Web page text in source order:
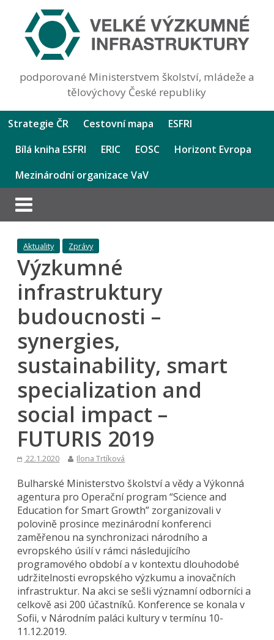
podporované Ministerstvem školství, mládeže a
tělovýchovy České republiky
Strategie ČR Cestovní mapa
ESFRI
Bílá kniha ESFRI
ERIC EOSC
Horizont Evropa
Mezinárodní organizace VaV
Aktuality Zprávy
Výzkumné
infrastruktury
budoucnosti –
synergies,
sustainability, smart
specialization and
social impact –
FUTURIS 2019
22.1.2020 Ilona Trtíková
Bulharské Ministerstvo školství a vědy a Výkonná
agentura pro Operační program “Science and
Education for Smart Growth” zorganizovali v
polovině prosince mezinárodní konferenci
zaměřenou na synchronizaci národního a
evropského úsilí v rámci následujícího
programového období a v kontextu dlouhodobé
udržitelnosti evropského výzkumu a inovačních
infrastruktur. Na akci se sešli významní odborníci a
celkově asi 200 účastníků. Konference se konala v
Sofii, v Národním paláci kultury v termínu 10-
11.12.2019.